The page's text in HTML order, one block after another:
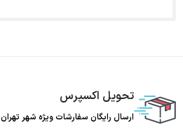
تحویل اکسپرس
ارسال رایگان سفارشات ویژه شهر تهران